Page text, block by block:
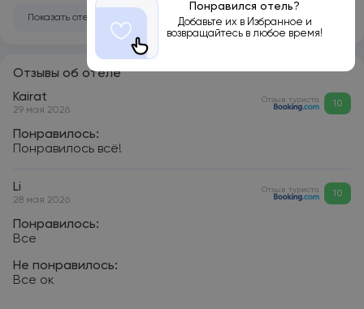
Понравился отель?
Добавьте их в Избранное и
возвращайтесь в любое время!
Показать отель на карте
Отзывы об отеле
Kairat
29 мая 2026
Отзыв туриста 10
Понравилось:
Понравилось всё!
Li
28 мая 2026
Отзыв туриста 10
Понравилось:
Все
Не понравилось:
Все ок